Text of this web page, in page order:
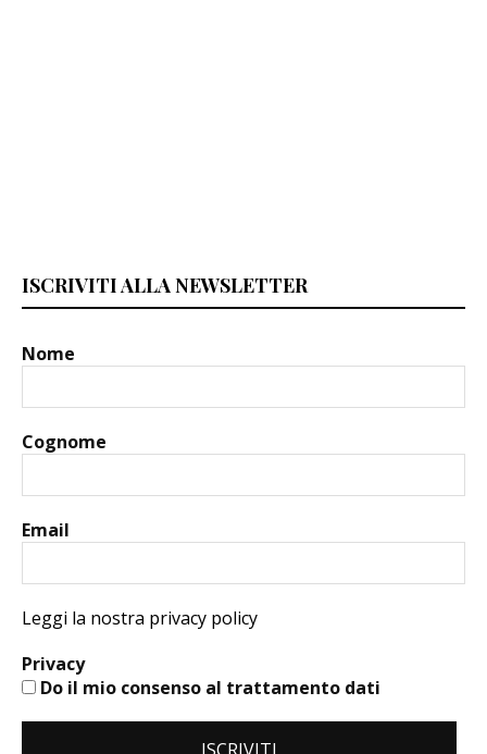
ISCRIVITI ALLA NEWSLETTER
Nome
Cognome
Email
Leggi la nostra privacy policy
Privacy
Do il mio consenso al trattamento dati